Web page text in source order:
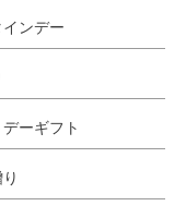
ンデー
ーギフト